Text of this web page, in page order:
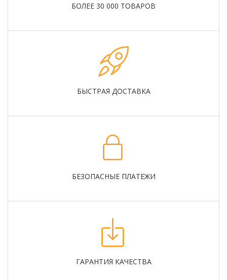
БОЛЕЕ 30 000 ТОВАРОВ
БЫСТРАЯ ДОСТАВКА
БЕЗОПАСНЫЕ ПЛАТЕЖИ
ГАРАНТИЯ КАЧЕСТВА